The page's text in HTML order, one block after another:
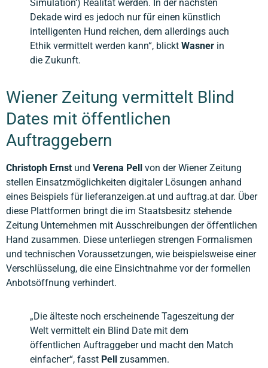
Simulation‘) Realität werden. In der nächsten
Dekade wird es jedoch nur für einen künstlich
intelligenten Hund reichen, dem allerdings auch
Ethik vermittelt werden kann“, blickt Wasner in
die Zukunft.
Wiener Zeitung vermittelt Blind
Dates mit öffentlichen
Auftraggebern
Christoph Ernst und Verena Pell von der Wiener Zeitung
stellen Einsatzmöglichkeiten digitaler Lösungen anhand
eines Beispiels für lieferanzeigen.at und auftrag.at dar. Über
diese Plattformen bringt die im Staatsbesitz stehende
Zeitung Unternehmen mit Ausschreibungen der öffentlichen
Hand zusammen. Diese unterliegen strengen Formalismen
und technischen Voraussetzungen, wie beispielsweise einer
Verschlüsselung, die eine Einsichtnahme vor der formellen
Anbotsöffnung verhindert.
„Die älteste noch erscheinende Tageszeitung der
Welt vermittelt ein Blind Date mit dem
öffentlichen Auftraggeber und macht den Match
einfacher“, fasst Pell zusammen.